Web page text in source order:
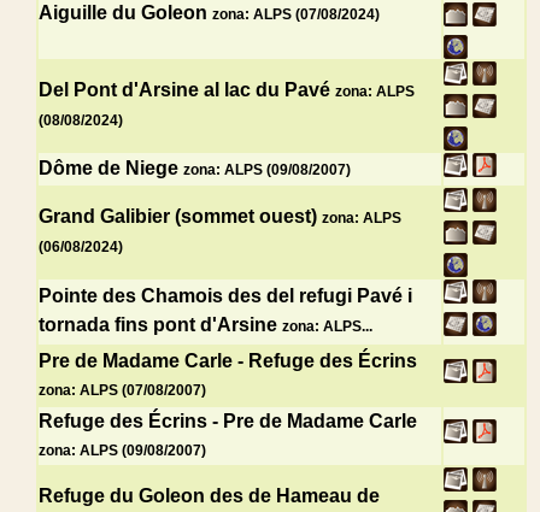
Aiguille du Goleon zona: ALPS (07/08/2024)
Del Pont d'Arsine al lac du Pavé zona: ALPS
(08/08/2024)
Dôme de Niege zona: ALPS (09/08/2007)
Grand Galibier (sommet ouest) zona: ALPS
(06/08/2024)
Pointe des Chamois des del refugi Pavé i
tornada fins pont d'Arsine zona: ALPS...
Pre de Madame Carle - Refuge des Écrins
zona: ALPS (07/08/2007)
Refuge des Écrins - Pre de Madame Carle
zona: ALPS (09/08/2007)
Refuge du Goleon des de Hameau de